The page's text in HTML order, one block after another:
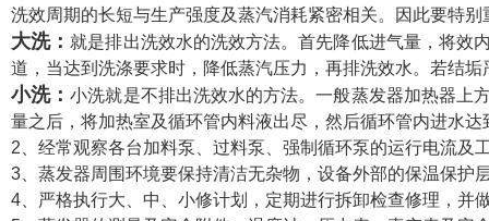
洗效周期的长短与生产强度及蒸汽消耗紧密相关。因此要特
大洗：就是排出洗效水的洗效方法。首先降低进气量，将效
道，当达到洗涤要求时，降低蒸汽压力，再排洗效水。若结
小洗：小洗就是不排出洗效水的方法。一般蒸发器加热器上
量之后，将加热室及循环管内料液出尽，然后循环管内进水
2、经常观察各台加料泵、过料泵、强制循环泵的运行电流及
3、蒸发器周围环境要保持清洁无杂物，设备外部的保温保护
4、严格执行大、中、小修计划，定期进行拆卸检查修理，并